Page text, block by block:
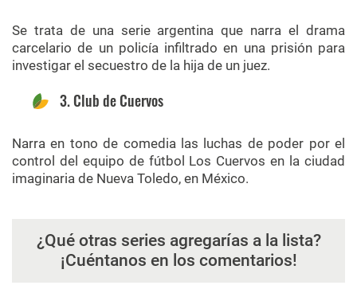
Se trata de una serie argentina que narra el drama
carcelario de un policía infiltrado en una prisión para
investigar el secuestro de la hija de un juez.
3. Club de Cuervos
Narra en tono de comedia las luchas de poder por el
control del equipo de fútbol Los Cuervos en la ciudad
imaginaria de Nueva Toledo, en México.
¿Qué otras series agregarías a la lista?
¡Cuéntanos en los comentarios!